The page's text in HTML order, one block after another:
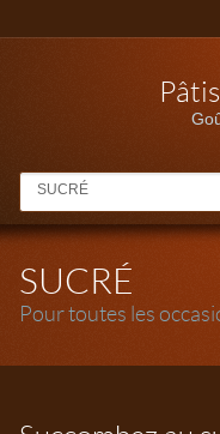
MENU
SUCRÉ
Pour toutes les